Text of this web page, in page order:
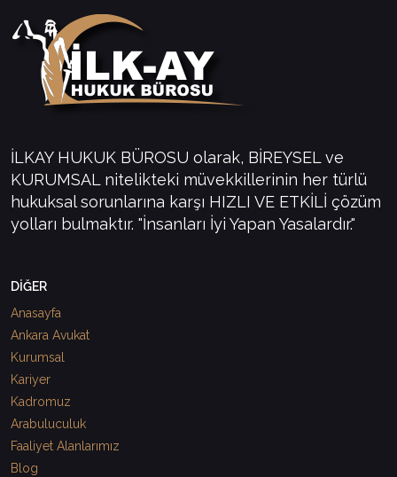
İLKAY HUKUK BÜROSU olarak, BİREYSEL ve
KURUMSAL nitelikteki müvekkillerinin her türlü
hukuksal sorunlarına karşı HIZLI VE ETKİLİ çözüm
yolları bulmaktır. "İnsanları İyi Yapan Yasalardır."
DİĞER
Anasayfa
Ankara Avukat
Kurumsal
Kariyer
Kadromuz
Arabuluculuk
Faaliyet Alanlarımız
Blog